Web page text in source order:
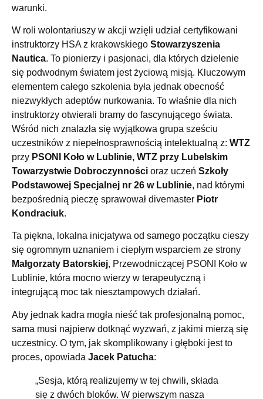
warunki.
W roli wolontariuszy w akcji wzięli udział certyfikowani
instruktorzy HSA z krakowskiego Stowarzyszenia
Nautica. To pionierzy i pasjonaci, dla których dzielenie
się podwodnym światem jest życiową misją. Kluczowym
elementem całego szkolenia była jednak obecność
niezwykłych adeptów nurkowania. To właśnie dla nich
instruktorzy otwierali bramy do fascynującego świata.
Wśród nich znalazła się wyjątkowa grupa sześciu
uczestników z niepełnosprawnością intelektualną z: WTZ
przy PSONI Koło w Lublinie, WTZ przy Lubelskim
Towarzystwie Dobroczynności oraz uczeń Szkoły
Podstawowej Specjalnej nr 26 w Lublinie, nad którymi
bezpośrednią pieczę sprawował divemaster Piotr
Kondraciuk.
Ta piękna, lokalna inicjatywa od samego początku cieszy
się ogromnym uznaniem i ciepłym wsparciem ze strony
Małgorzaty Batorskiej, Przewodniczącej PSONI Koło w
Lublinie, która mocno wierzy w terapeutyczną i
integrującą moc tak niesztampowych działań.
Aby jednak kadra mogła nieść tak profesjonalną pomoc,
sama musi najpierw dotknąć wyzwań, z jakimi mierzą się
uczestnicy. O tym, jak skomplikowany i głęboki jest to
proces, opowiada Jacek Patucha:
„Sesja, którą realizujemy w tej chwili, składa
się z dwóch bloków. W pierwszym nasza